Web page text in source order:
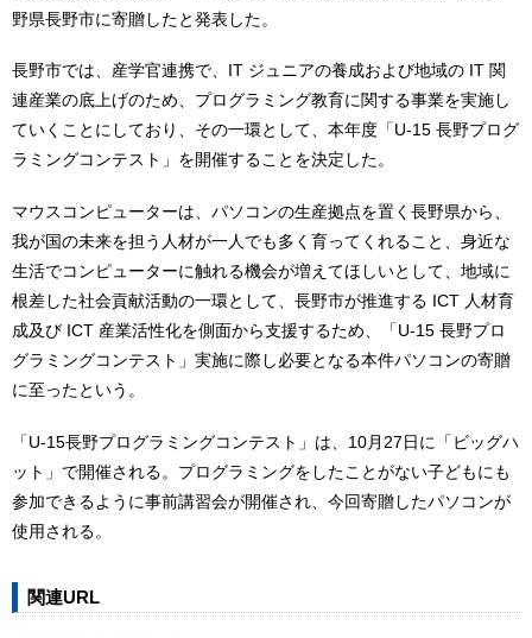
野県⻑野市に寄贈したと発表した。
⻑野市では、産学官連携で、IT ジュニアの養成および地域の IT 関
連産業の底上げのため、プログラミング教育に関する事業を実施し
ていくことにしており、その一環として、本年度「U-15 ⻑野プログ
ラミングコンテスト」を開催することを決定した。
マウスコンピューターは、パソコンの生産拠点を置く⻑野県から、
我が国の未来を担う人材が一人でも多く育ってくれること、身近な
生活でコンピューターに触れる機会が増えてほしいとして、地域に
根差した社会貢献活動の一環として、⻑野市が推進する ICT 人材育
成及び ICT 産業活性化を側面から支援するため、「U-15 ⻑野プロ
グラミングコンテスト」実施に際し必要となる本件パソコンの寄贈
に至ったという。
「U-15⻑野プログラミングコンテスト」は、10月27日に「ビッグハ
ット」で開催される。プログラミングをしたことがない子どもにも
参加できるように事前講習会が開催され、今回寄贈したパソコンが
使用される。
関連URL